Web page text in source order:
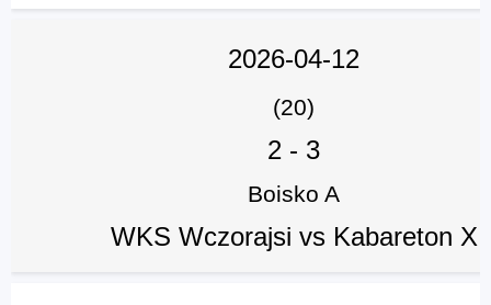
2026-04-12
(20)
2 - 3
Boisko A
WKS Wczorajsi vs Kabareton X